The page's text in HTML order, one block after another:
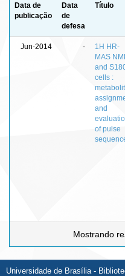
Data de
publicação
Data
de
defesa
Título
Jun-2014 -
1H HR-
MAS
and
cells :
and
of pulse
Mostrando
Universidade de Brasília -